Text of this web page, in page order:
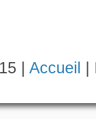
| Accueil